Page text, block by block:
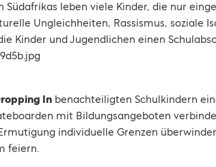
leben viele Kinder, die nur
Ungleichheiten, Rassismus, soziale
Kinder und Jugendlichen einen
In benachteiligten Schulkindern
mit Bildungsangeboten
individuelle Grenzen
feiern.